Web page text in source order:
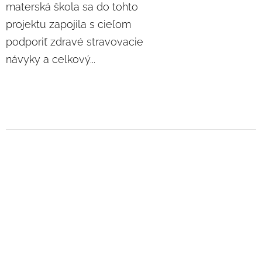
materská škola sa do tohto
projektu zapojila s cieľom
podporiť zdravé stravovacie
návyky a celkový...